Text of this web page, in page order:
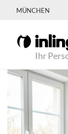
MÜNCHEN
Ihr